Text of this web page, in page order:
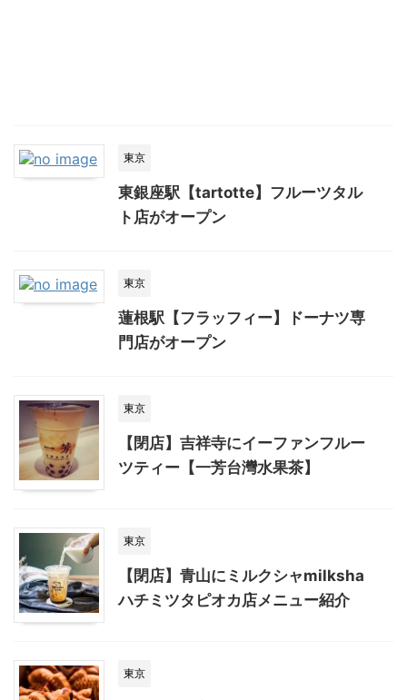
東京
東銀座駅【tartotte】フルーツタル
ト店がオープン
東京
蓮根駅【フラッフィー】ドーナツ専
門店がオープン
東京
【閉店】吉祥寺にイーファンフルー
ツティー【一芳台灣水果茶】
東京
【閉店】青山にミルクシャmilksha
ハチミツタピオカ店メニュー紹介
東京